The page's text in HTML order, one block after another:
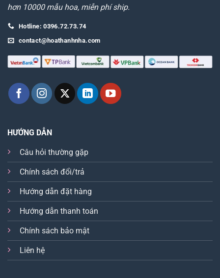
hơn 10000 mẫu hoa, miễn phí ship.
Hotline: 0396.72.73.74
contact@hoathanhnha.com
HƯỚNG DẪN
Câu hỏi thường gặp
Chính sách đổi/trả
Hướng dẫn đặt hàng
Hướng dẫn thanh toán
Chính sách bảo mật
Liên hệ